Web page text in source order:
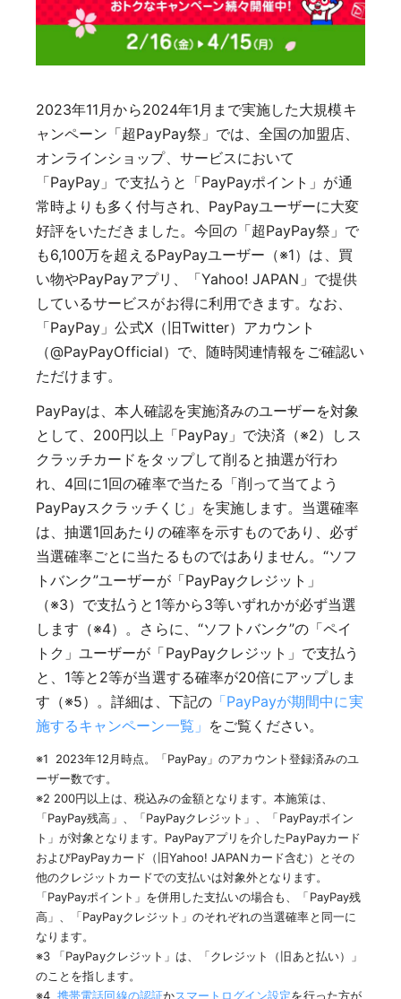
2023年11月から2024年1月まで実施した大規模キ
ャンペーン「超PayPay祭」では、全国の加盟店、
オンラインショップ、サービスにおいて
「PayPay」で支払うと「PayPayポイント」が通
常時よりも多く付与され、PayPayユーザーに大変
好評をいただきました。今回の「超PayPay祭」で
も6,100万を超えるPayPayユーザー（※1）は、買
い物やPayPayアプリ、「Yahoo! JAPAN」で提供
しているサービスがお得に利用できます。なお、
「PayPay」公式X（旧Twitter）アカウント
（@PayPayOfficial）で、随時関連情報をご確認い
ただけます。
PayPayは、本人確認を実施済みのユーザーを対象
として、200円以上「PayPay」で決済（※2）しス
クラッチカードをタップして削ると抽選が行わ
れ、4回に1回の確率で当たる「削って当てよう
PayPayスクラッチくじ」を実施します。当選確率
は、抽選1回あたりの確率を示すものであり、必ず
当選確率ごとに当たるものではありません。“ソフ
トバンク”ユーザーが「PayPayクレジット」
（※3）で支払うと1等から3等いずれかが必ず当選
します（※4）。さらに、“ソフトバンク”の「ペイ
トク」ユーザーが「PayPayクレジット」で支払う
と、1等と2等が当選する確率が20倍にアップしま
す（※5）。詳細は、下記の「PayPayが期間中に実
施するキャンペーン一覧」 をご覧ください。
※1 2023年12月時点。「PayPay」のアカウント登録済みのユ
ーザー数です。
※2 200円以上は、税込みの金額となります。本施策は、
「PayPay残高」、「PayPayクレジット」、「PayPayポイン
ト」が対象となります。PayPayアプリを介したPayPayカード
およびPayPayカード（旧Yahoo! JAPANカード含む）とその
他のクレジットカードでの支払いは対象外となります。
「PayPayポイント」を併用した支払いの場合も、「PayPay残
高」、「PayPayクレジット」のそれぞれの当選確率と同一に
なります。
※3 「PayPayクレジット」は、「クレジット（旧あと払い）」
のことを指します。
※4携帯電話回線の認証かスマートログイン設定を行った方が